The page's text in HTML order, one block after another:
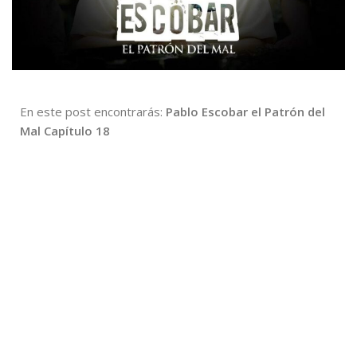
En este post encontrarás: Pablo Escobar el Patrón del
Mal Capítulo 18